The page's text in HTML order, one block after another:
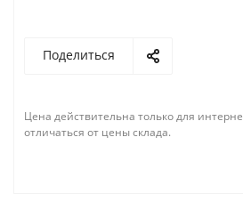
Поделиться
Цена действительна только для
отличаться от цены склада.